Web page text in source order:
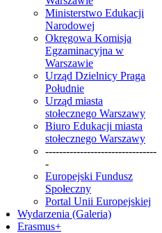
Ministerstwo Edukacji
Narodowej
Okręgowa Komisja
Egzaminacyjna w
Warszawie
Urząd Dzielnicy Praga
Południe
Urząd miasta
stołecznego Warszawy
Biuro Edukacji miasta
stołecznego Warszawy
--------------------------------
-
Europejski Fundusz
Społeczny
Portal Unii Europejskiej
Wydarzenia (Galeria)
Erasmus+